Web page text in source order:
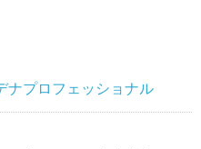
ナプロフェッショナル